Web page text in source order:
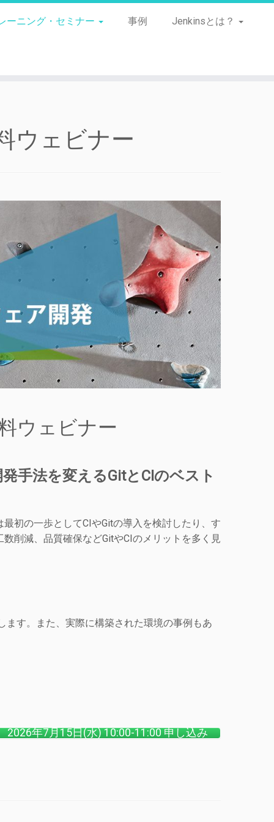
ーニング・セミナー 事例 Jenkinsとは？
ウェビナー
ウェビナー
手法を変えるGitとCIのベスト
初の一歩としてCIやGitの導入を検討したり、す
削減、品質確保などGitやCIのメリットを多く見
ます。また、実際に構築された環境の事例もあ
2026年7月15日(水) 10:00-11:00 申し込み